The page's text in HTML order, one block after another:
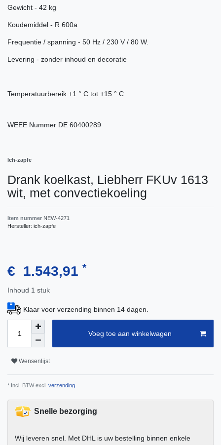
Gewicht - 42 kg
Koudemiddel - R 600a
Frequentie / spanning - 50 Hz / 230 V / 80 W.
Levering - zonder inhoud en decoratie
Temperatuurbereik +1 ° C tot +15 ° C
WEEE Nummer DE 60400289
Ich-zapfe
Drank koelkast, Liebherr FKUv 1613
wit, met convectiekoeling
Item nummer NEW-4271
Hersteller: ich-zapfe
€ 1.543,91 *
Inhoud 1 stuk
Klaar voor verzending binnen 14 dagen.
Voeg toe aan winkelwagen
Wensenlijst
* Incl. BTW excl. verzending
Snelle bezorging
Wij leveren snel. Met DHL is uw bestelling binnen enkele